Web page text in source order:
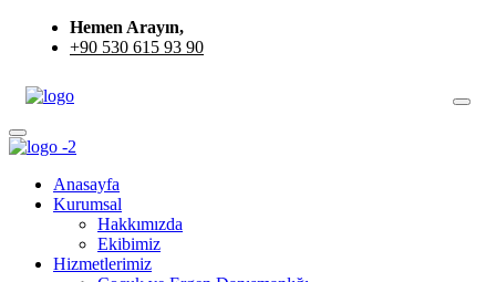
Hemen Arayın,
+90 530 615 93 90
Anasayfa
Kurumsal
Hakkımızda
Ekibimiz
Hizmetlerimiz